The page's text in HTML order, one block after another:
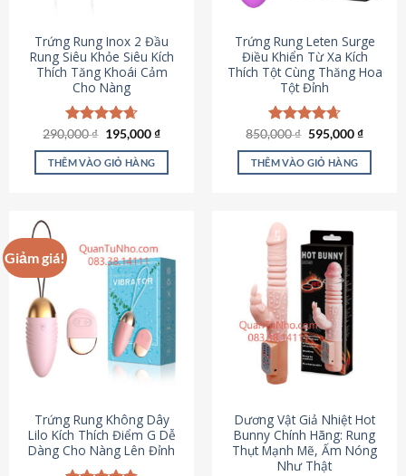
Trứng Rung Inox 2 Đầu
Rung Siêu Khỏe Siêu Kích
Thích Tăng Khoái Cảm
Cho Nàng
Được xếp
hạng4.64
5 sao
290,000₫ Giá
là:
290,000 ₫.
195,000₫Giá
tại
THÊM VÀO GIỎ HÀNG
Trứng Rung Leten Surge
Điều Khiển Từ Xa Kích
Thích Tột Cùng Thăng Hoa
Tột Đỉnh
Được xếp
hạng4.69
5 sao
850,000₫ Giá
là:
850,000 ₫.
595,000₫Giá
tại
THÊM VÀO GIỎ HÀNG
Giảm giá!
Trứng Rung Không Dây
Lilo Kích Thích Điểm G Dễ
Dàng Cho Nàng Lên Đỉnh
Dương Vật Giả Nhiệt Hot
Bunny Chính Hãng: Rung
Thụt Mạnh Mẽ, Ấm Nóng
Như Thật